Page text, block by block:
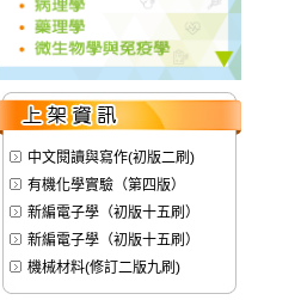
中文閱讀與寫作(初版二刷)
有機化學實驗（第四版）
新編電子學（初版十五刷）
新編電子學（初版十五刷）
機械材料(修訂二版九刷)